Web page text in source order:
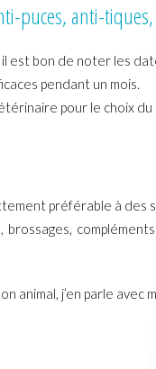
puces, anti-
il est bon de noter les
pendant un mois.
pour le choix
préférable à des
brossages,
animal, j’en parle avec